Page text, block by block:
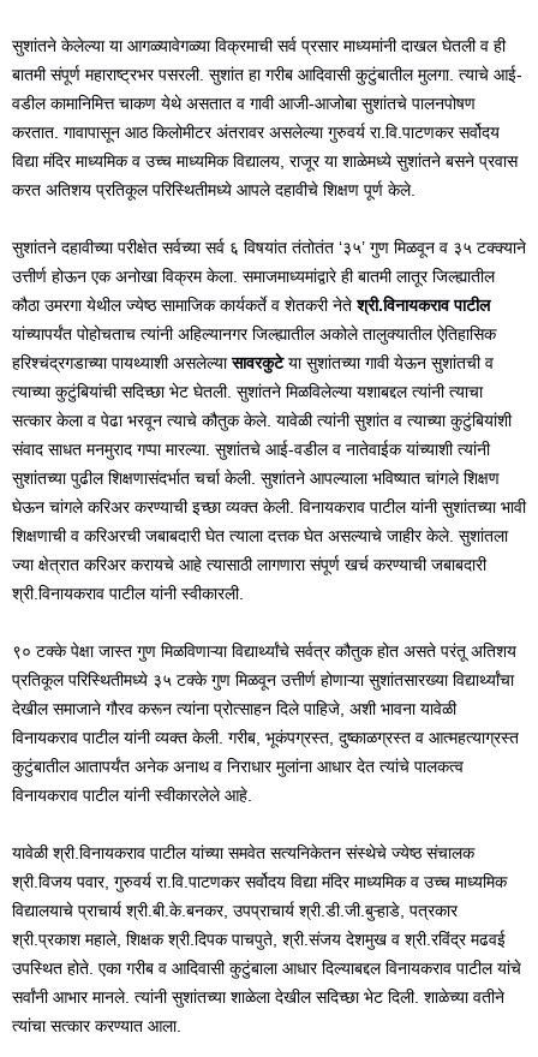
सुशांतने केलेल्या या आगळ्यावेगळ्या विक्रमाची सर्व प्रसार माध्यमांनी दाखल घेतली व ही
बातमी संपूर्ण महाराष्ट्रभर पसरली. सुशांत हा गरीब आदिवासी कुटुंबातील मुलगा. त्याचे आई-
वडील कामानिमित्त चाकण येथे असतात व गावी आजी-आजोबा सुशांतचे पालनपोषण
करतात. गावापासून आठ किलोमीटर अंतरावर असलेल्या गुरुवर्य रा.वि.पाटणकर सर्वोदय
विद्या मंदिर माध्यमिक व उच्च माध्यमिक विद्यालय, राजूर या शाळेमध्ये सुशांतने बसने प्रवास
करत अतिशय प्रतिकूल परिस्थितीमध्ये आपले दहावीचे शिक्षण पूर्ण केले.
सुशांतने दहावीच्या परीक्षेत सर्वच्या सर्व ६ विषयांत तंतोतंत ‘३५’ गुण मिळवून व ३५ टक्क्याने
उत्तीर्ण होऊन एक अनोखा विक्रम केला. समाजमाध्यमांद्वारे ही बातमी लातूर जिल्ह्यातील
कौठा उमरगा येथील ज्येष्ठ सामाजिक कार्यकर्ते व शेतकरी नेतेश्री.विनायकराव पाटील
यांच्यापर्यंत पोहोचताच त्यांनी अहिल्यानगर जिल्ह्यातील अकोले तालुक्यातील ऐतिहासिक
हरिश्चंद्रगडाच्या पायथ्याशी असलेल्यासावरकुटेया सुशांतच्या गावी येऊन सुशांतची व
त्याच्या कुटुंबियांची सदिच्छा भेट घेतली. सुशांतने मिळविलेल्या यशाबद्दल त्यांनी त्याचा
सत्कार केला व पेढा भरवून त्याचे कौतुक केले. यावेळी त्यांनी सुशांत व त्याच्या कुटुंबियांशी
संवाद साधत मनमुराद गप्पा मारल्या. सुशांतचे आई-वडील व नातेवाईक यांच्याशी त्यांनी
सुशांतच्या पुढील शिक्षणासंदर्भात चर्चा केली. सुशांतने आपल्याला भविष्यात चांगले शिक्षण
घेऊन चांगले करिअर करण्याची इच्छा व्यक्त केली. विनायकराव पाटील यांनी सुशांतच्या भावी
शिक्षणाची व करिअरची जबाबदारी घेत त्याला दत्तक घेत असल्याचे जाहीर केले. सुशांतला
ज्या क्षेत्रात करिअर करायचे आहे त्यासाठी लागणारा संपूर्ण खर्च करण्याची जबाबदारी
श्री.विनायकराव पाटील यांनी स्वीकारली.
९० टक्के पेक्षा जास्त गुण मिळविणाऱ्या विद्यार्थ्यांचे सर्वत्र कौतुक होत असते परंतू अतिशय
प्रतिकूल परिस्थितीमध्ये ३५ टक्के गुण मिळवून उत्तीर्ण होणाऱ्या सुशांतसारख्या विद्यार्थ्यांचा
देखील समाजाने गौरव करून त्यांना प्रोत्साहन दिले पाहिजे, अशी भावना यावेळी
विनायकराव पाटील यांनी व्यक्त केली. गरीब, भूकंपग्रस्त, दुष्काळग्रस्त व आत्महत्याग्रस्त
कुटुंबातील आतापर्यंत अनेक अनाथ व निराधार मुलांना आधार देत त्यांचे पालकत्व
विनायकराव पाटील यांनी स्वीकारलेले आहे.
यावेळी श्री.विनायकराव पाटील यांच्या समवेत सत्यनिकेतन संस्थेचे ज्येष्ठ संचालक
श्री.विजय पवार, गुरुवर्य रा.वि.पाटणकर सर्वोदय विद्या मंदिर माध्यमिक व उच्च माध्यमिक
विद्यालयाचे प्राचार्य श्री.बी.के.बनकर, उपप्राचार्य श्री.डी.जी.बुऱ्हाडे, पत्रकार
श्री.प्रकाश महाले, शिक्षक श्री.दिपक पाचपुते, श्री.संजय देशमुख व श्री.रविंद्र मढवई
उपस्थित होते. एका गरीब व आदिवासी कुटुंबाला आधार दिल्याबद्दल विनायकराव पाटील यांचे
सर्वांनी आभार मानले. त्यांनी सुशांतच्या शाळेला देखील सदिच्छा भेट दिली. शाळेच्या वतीने
त्यांचा सत्कार करण्यात आला.